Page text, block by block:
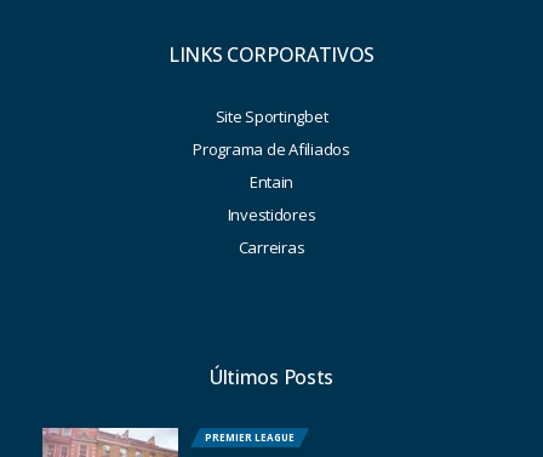
LINKS CORPORATIVOS
Site Sportingbet
Programa de Afiliados
Entain
Investidores
Carreiras
Últimos Posts
PREMIER LEAGUE